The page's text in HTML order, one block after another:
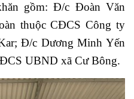
gồm: Đ/c Đoàn Văn
thuộc CĐCS Công ty
Đ/c Dương Minh Yến
UBND xã Cư Bông.